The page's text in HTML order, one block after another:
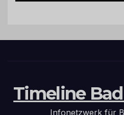
Timeline
Infonetzwerk für